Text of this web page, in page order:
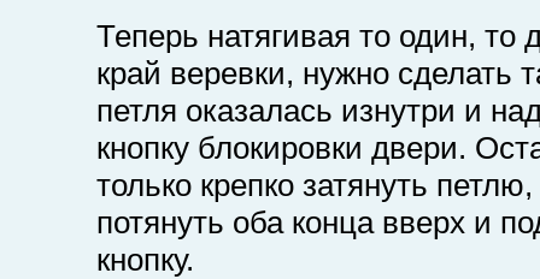
Теперь натягивая то один, то
край веревки, нужно сделать
петля оказалась изнутри и
кнопку блокировки двери.
только крепко затянуть
потянуть оба конца вверх и
кнопку.